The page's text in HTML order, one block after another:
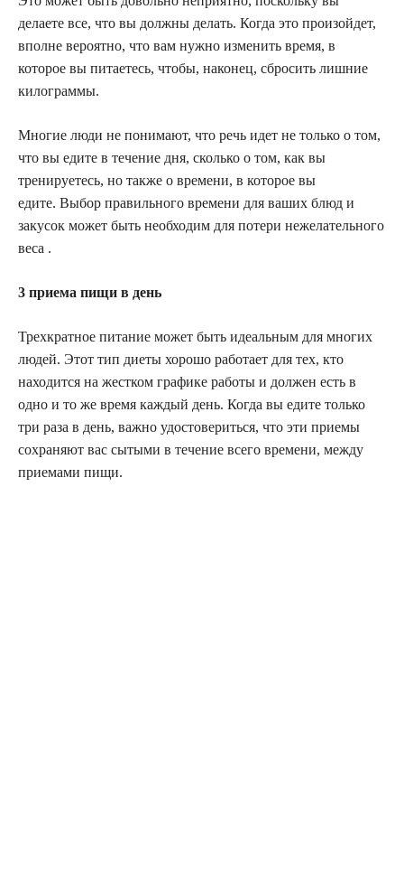
делаете все, что вы должны делать. Когда это произойдет,
вполне вероятно, что вам нужно изменить время, в
которое вы питаетесь, чтобы, наконец, сбросить лишние
килограммы.
Многие люди не понимают, что речь идет не только о том,
что вы едите в течение дня, сколько о том, как вы
тренируетесь, но также о времени, в которое вы
едите. Выбор правильного времени для ваших блюд и
закусок может быть необходим для потери нежелательного
веса .
3 приема пищи в день
Трехкратное питание может быть идеальным для многих
людей. Этот тип диеты хорошо работает для тех, кто
находится на жестком графике работы и должен есть в
одно и то же время каждый день. Когда вы едите только
три раза в день, важно удостовериться, что эти приемы
сохраняют вас сытыми в течение всего времени, между
приемами пищи.